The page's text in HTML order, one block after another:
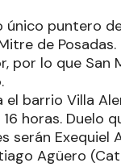
puntero
de
por lo que San
barrio Villa
horas. Duelo
serán Exequiel
Agüero